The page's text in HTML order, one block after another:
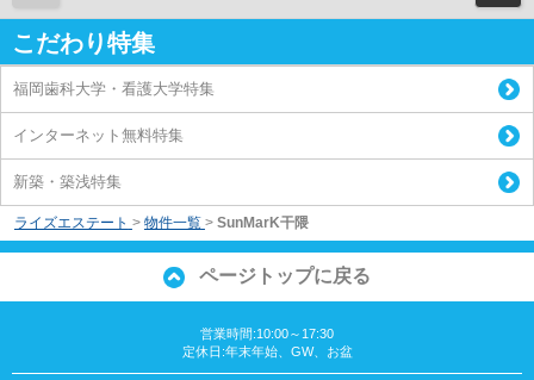
こだわり特集
福岡歯科大学・看護大学特集
インターネット無料特集
新築・築浅特集
ライズエステート > 物件一覧 > SunMarK干隈
ページトップに戻る
営業時間:10:00～17:30
定休日:年末年始、GW、お盆